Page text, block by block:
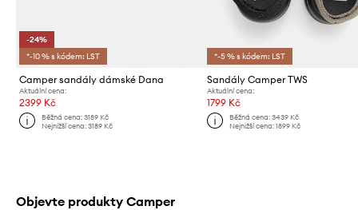
-24%
*-10 % s kódem: LST
Camper sandály dámské Dana
Aktuální cena:
2399 Kč
Běžná cena:3189 Kč
Nejnižší cena:3189 Kč
*-5 % s kódem: LST
Sandály Camper TWS
Aktuální cena:
1799 Kč
Běžná cena: 3439 Kč
Nejnižší cena: 1899 Kč
Objevte produkty Camper